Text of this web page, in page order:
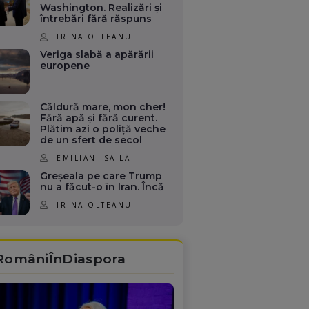
Washington. Realizări și
întrebări fără răspuns
IRINA OLTEANU
Veriga slabă a apărării
europene
Căldură mare, mon cher!
Fără apă și fără curent.
Plătim azi o poliță veche
de un sfert de secol
EMILIAN ISAILĂ
Greșeala pe care Trump
nu a făcut-o în Iran. Încă
IRINA OLTEANU